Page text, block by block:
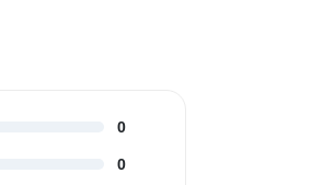
0
0